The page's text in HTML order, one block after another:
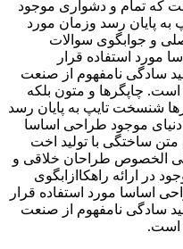
که تمام و دشواری موجود
به پایان رسد وزمان مورد
و جوابگوی سوالات
مورد استفاده قرار
سادگی نامفهوم از صنعت
چاپگرها و متون بلکه
شنسخت تایپ به پایان رسد
موجود طراحی اساسا
متن ساختگی با تولید اخت
الخصوص طراحان خلاقی و
در ارائه راهکاازابگوی
اساسا مورد استفاده قرار
سادگی نامفهوم از صنعت
است.